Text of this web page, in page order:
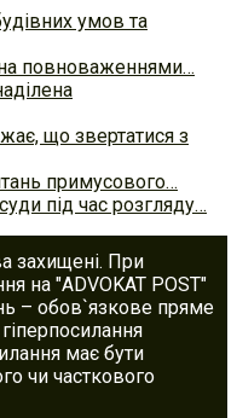
умов та
повноваженнями…
що звертатися з
примусового…
під час розгляду…
захищені. При
на "ADVOKAT POST"
– обов`язкове пряме
має бути
чи часткового